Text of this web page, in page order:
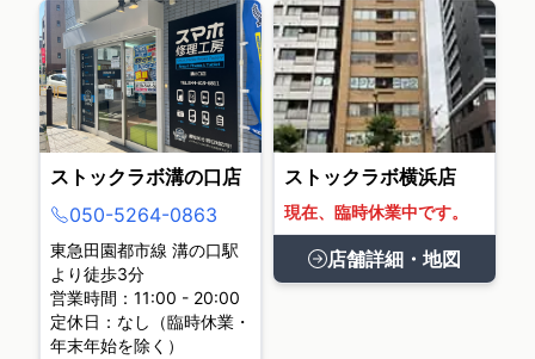
ストックラボ溝の口店
050-5264-0863
東急田園都市線 溝の口駅
より徒歩3分
営業時間：11:00 - 20:00
定休日：なし（臨時休業・
年末年始を除く）
ストックラボ横浜店
現在、臨時休業中です。
店舗詳細・地図